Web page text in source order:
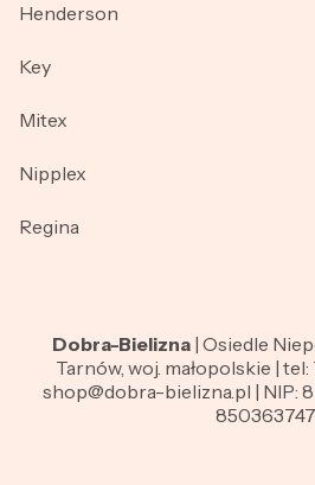
Henderson
Key
Mitex
Nipplex
Regina
Dobra-Bielizna | Osiedle
Tarnów, woj. małopolskie |
shop@dobra-bielizna.pl | NIP:
850363747